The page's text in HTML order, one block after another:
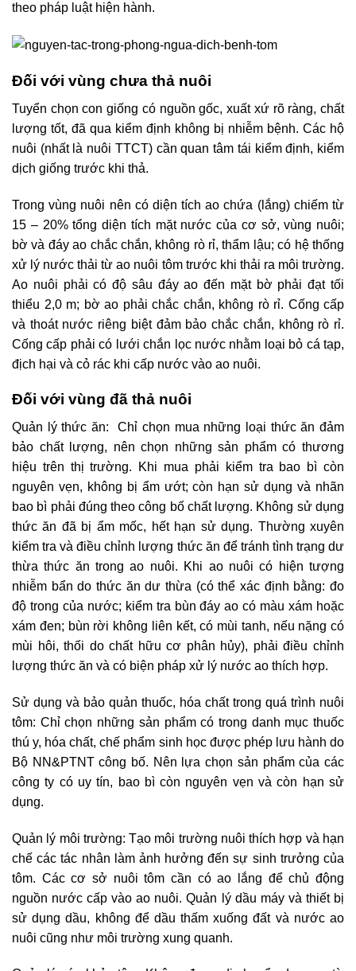
theo pháp luật hiện hành.
Đối với vùng chưa thả nuôi
Tuyển chọn con giống có nguồn gốc, xuất xứ rõ ràng, chất
lượng tốt, đã qua kiểm định không bị nhiễm bệnh. Các hộ
nuôi (nhất là nuôi TTCT) cần quan tâm tái kiểm định, kiểm
dịch giống trước khi thả.
Trong vùng nuôi nên có diện tích ao chứa (lắng) chiếm từ
15 – 20% tổng diện tích mặt nước của cơ sở, vùng nuôi;
bờ và đáy ao chắc chắn, không rò rỉ, thẩm lậu; có hệ thống
xử lý nước thải từ ao nuôi tôm trước khi thải ra môi trường.
Ao nuôi phải có độ sâu đáy ao đến mặt bờ phải đạt tối
thiểu 2,0 m; bờ ao phải chắc chắn, không rò rỉ. Cống cấp
và thoát nước riêng biệt đảm bảo chắc chắn, không rò rỉ.
Cống cấp phải có lưới chắn lọc nước nhằm loại bỏ cá tạp,
địch hại và cỏ rác khi cấp nước vào ao nuôi.
Đối với vùng đã thả nuôi
Quản lý thức ăn: Chỉ chọn mua những loại thức ăn đảm
bảo chất lượng, nên chọn những sản phẩm có thương
hiệu trên thị trường. Khi mua phải kiểm tra bao bì còn
nguyên vẹn, không bị ẩm ướt; còn hạn sử dụng và nhãn
bao bì phải đúng theo công bố chất lượng. Không sử dụng
thức ăn đã bị ẩm mốc, hết hạn sử dụng. Thường xuyên
kiểm tra và điều chỉnh lượng thức ăn để tránh tình trạng dư
thừa thức ăn trong ao nuôi. Khi ao nuôi có hiện tượng
nhiễm bẩn do thức ăn dư thừa (có thể xác định bằng: đo
độ trong của nước; kiểm tra bùn đáy ao có màu xám hoặc
xám đen; bùn rời không liên kết, có mùi tanh, nếu nặng có
mùi hôi, thối do chất hữu cơ phân hủy), phải điều chỉnh
lượng thức ăn và có biện pháp xử lý nước ao thích hợp.
Sử dụng và bảo quản thuốc, hóa chất trong quá trình nuôi
tôm: Chỉ chọn những sản phẩm có trong danh mục thuốc
thú y, hóa chất, chế phẩm sinh học được phép lưu hành do
Bộ NN&PTNT công bố. Nên lựa chọn sản phẩm của các
công ty có uy tín, bao bì còn nguyên vẹn và còn hạn sử
dụng.
Quản lý môi trường: Tạo môi trường nuôi thích hợp và hạn
chế các tác nhân làm ảnh hưởng đến sự sinh trưởng của
tôm. Các cơ sở nuôi tôm cần có ao lắng để chủ động
nguồn nước cấp vào ao nuôi. Quản lý dầu máy và thiết bị
sử dụng dầu, không để dầu thấm xuống đất và nước ao
nuôi cũng như môi trường xung quanh.